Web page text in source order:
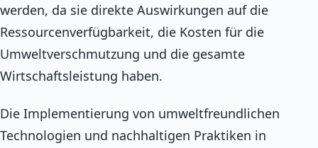
werden, da sie direkte Auswirkungen auf die
Ressourcenverfügbarkeit, die Kosten für die
Umweltverschmutzung und die gesamte
Wirtschaftsleistung haben.
Die Implementierung von umweltfreundlichen
Technologien und nachhaltigen Praktiken in